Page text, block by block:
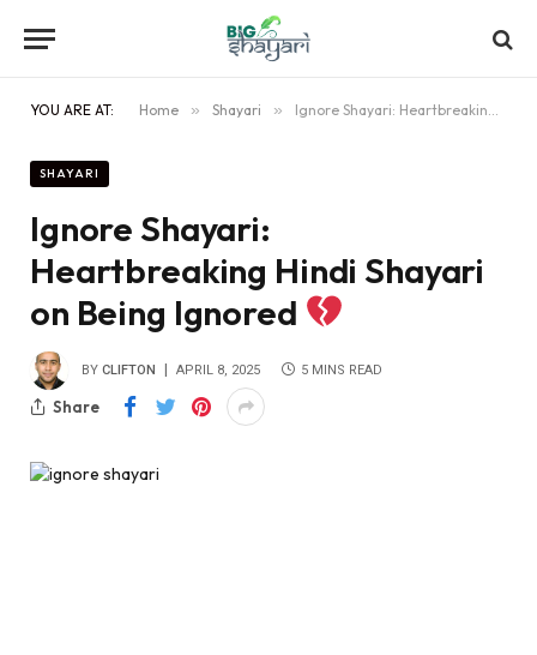
YOU ARE AT: Home » Shayari » Ignore Shayari: Heartbreaking Hindi Shayari on Being Ignored
SHAYARI
Ignore Shayari:
Heartbreaking Hindi Shayari
on Being Ignored
BY CLIFTON APRIL 8, 2025 5 MINS READ
Share